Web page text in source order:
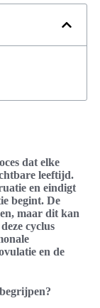
dat elke
leeftijd.
en eindigt
begint. De
maar dit kan
cyclus
en de